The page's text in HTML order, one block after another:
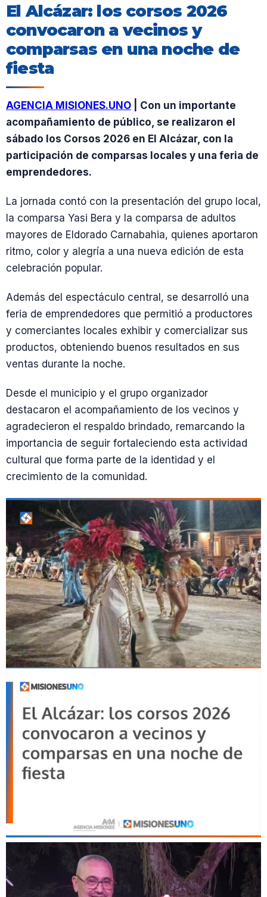
El Alcázar: los corsos 2026
convocaron a vecinos y
comparsas en una noche de
fiesta
AGENCIA MISIONES.UNO | Con un importante
acompañamiento de público, se realizaron el
sábado los Corsos 2026 en El Alcázar, con la
participación de comparsas locales y una feria de
emprendedores.
La jornada contó con la presentación del grupo local,
la comparsa Yasi Bera y la comparsa de adultos
mayores de Eldorado Carnabahia, quienes aportaron
ritmo, color y alegría a una nueva edición de esta
celebración popular.
Además del espectáculo central, se desarrolló una
feria de emprendedores que permitió a productores
y comerciantes locales exhibir y comercializar sus
productos, obteniendo buenos resultados en sus
ventas durante la noche.
Desde el municipio y el grupo organizador
destacaron el acompañamiento de los vecinos y
agradecieron el respaldo brindado, remarcando la
importancia de seguir fortaleciendo esta actividad
cultural que forma parte de la identidad y el
crecimiento de la comunidad.